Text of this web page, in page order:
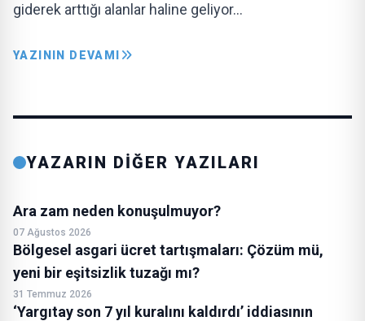
giderek arttığı alanlar haline geliyor…
YAZININ DEVAMI
YAZARIN DİĞER YAZILARI
Ara zam neden konuşulmuyor?
07 Ağustos 2026
Bölgesel asgari ücret tartışmaları: Çözüm mü,
yeni bir eşitsizlik tuzağı mı?
31 Temmuz 2026
‘Yargıtay son 7 yıl kuralını kaldırdı’ iddiasının